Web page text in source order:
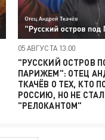
05 АВГУСТА 13:00
"РУССКИЙ ОСТРОВ
ПАРИЖЕМ": ОТЕЦ
ТКАЧЁВ О ТЕХ, КТО
РОССИЮ, НО НЕ СТАЛ
"РЕЛОКАНТОМ"